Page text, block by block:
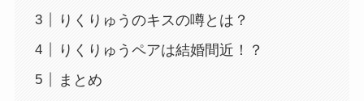
りくりゅうのキスの噂とは？
りくりゅうペアは結婚間近！？
まとめ